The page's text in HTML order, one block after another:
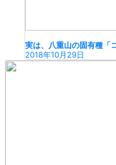
実は、八重山の固有種
2018年10月29日